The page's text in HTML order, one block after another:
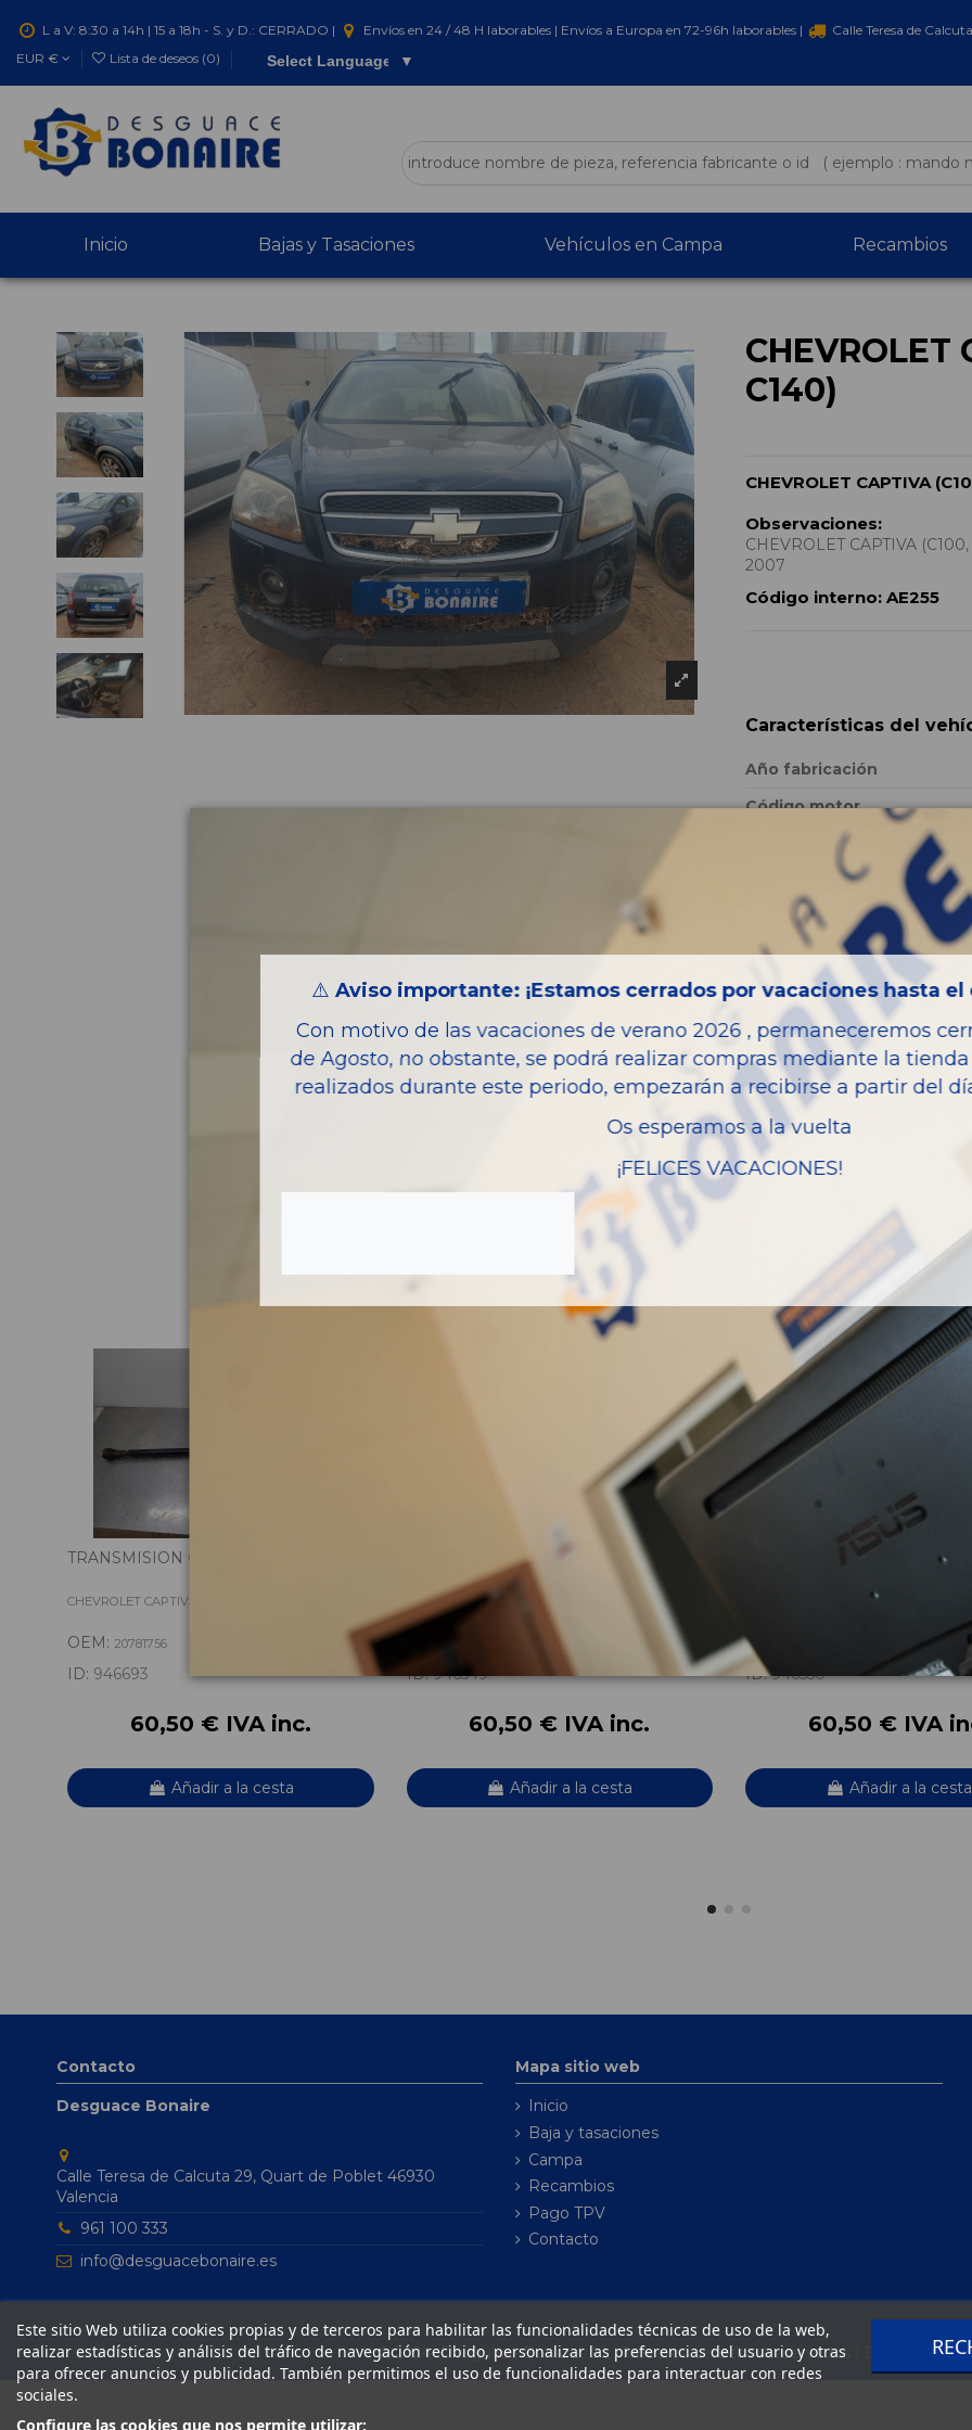
L a V: 8:30 a 14h | 15 a 18h - S. y D.: CERRADO | Envíos en 24 / 48 H laborables | Envíos a Europa en 72-96h laborables |
Calle Teresa de
EUR €
Lista de deseos (0) Select Language ▼
Inicio Bajas y Tasaciones Vehículos en Campa Recambios
CHEVROLET
C140)
CHEVROLET CAPTIVA
Observaciones:
CHEVROLET CAPTIVA
2007
Código interno: AE255
Características del
Año fabricación
Código motor
Combustible
Versión
Potencia
Modelo
Tipo vehículo
Piezas almacenadas del
TRANSMISION CENTRAL 20781756
CHEVROLET CAPTIVA (C100, C140) 2.0 D 4WD
OEM: 20781756
ID: 946693
60,50 € IVA inc.
Añadir a la cesta
ALETA DELANTERA DERECHA
96624396
CHEVROLET CAPTIVA (C100, C140) 2.0 D 4WD
ID:946549
60,50 € IVA inc.
Añadir a la cesta
ALETA DELANTERA
CHEVROLET CAPTIVA (C100, C140)
OEM:
ID:946550
60,50 € IVA
Añadir a la cesta
Contacto
Desguace Bonaire
Calle Teresa de Calcuta 29, Quart de Poblet 46930
Valencia
961 100 333
info@desguacebonaire.es
Mapa sitio web
Inicio
Baja y tasaciones
Campa
Recambios
Pago TPV
Contacto
Este sitio Web utiliza cookies propias y de terceros para habilitar las funcionalidades técnicas de uso de la web,
realizar estadísticas y análisis del tráfico de navegación recibido, personalizar las preferencias del usuario y otras
para ofrecer anuncios y publicidad. También permitimos el uso de funcionalidades para interactuar con redes
sociales.
Configure las cookies que nos permite utilizar:
© 2024 Desguace Bonaire, S.L. Todos los derechos reservados | Desarrollado
⚠️ Aviso importante: ¡Estamos cerrados por vacaciones hasta el
Con motivo de las vacaciones de verano 2026 , permaneceremos
de Agosto, no obstante, se podrá realizar compras mediante la
realizados durante este periodo, empezarán a recibirse a partir del
Os esperamos a la vuelta
¡FELICES VACACIONES!